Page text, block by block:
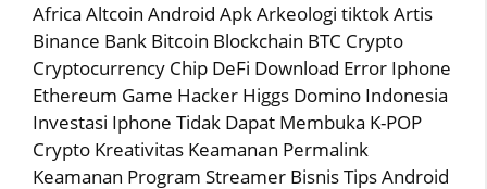
Africa Altcoin Android Apk Arkeologi tiktok Artis
Binance Bank Bitcoin Blockchain BTC Crypto
Cryptocurrency Chip DeFi Download Error Iphone
Ethereum Game Hacker Higgs Domino Indonesia
Investasi Iphone Tidak Dapat Membuka K-POP
Crypto Kreativitas Keamanan Permalink
Keamanan Program Streamer Bisnis Tips Android